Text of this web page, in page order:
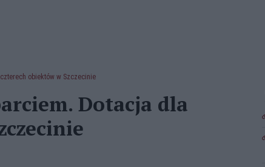
obiektów w Szczecinie
Dotacja dla